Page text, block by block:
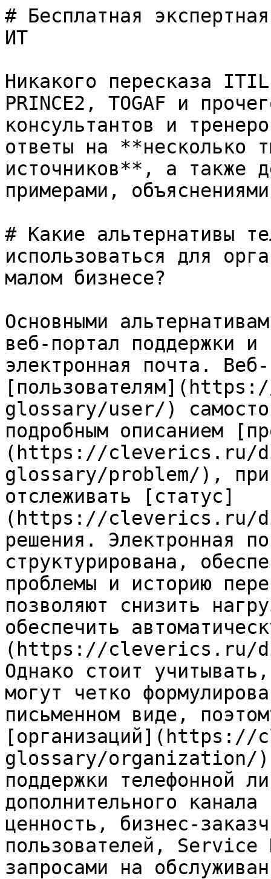
# Бесплатная
ИТ
Никакого пересказа
PRINCE2, TOGAF и
консультантов и
ответы на **несколько
источников**, а также
примерами,
# Какие альтернативы
использоваться для
малом бизнесе?
Основными
веб-портал поддержки и
электронная почта.
glossary/user/)
подробным описанием
(https://cleverics.ru/
glossary/problem/),
отслеживать [статус]
(https://cleverics.ru/
решения. Электронная
структурирована,
проблемы и историю
позволяют снизить
обеспечить
(https://cleverics.ru/
Однако стоит
могут четко
письменном виде,
glossary/organization/)
поддержки телефонной
дополнительного
ценность, бизнес-
пользователей,
запросами на